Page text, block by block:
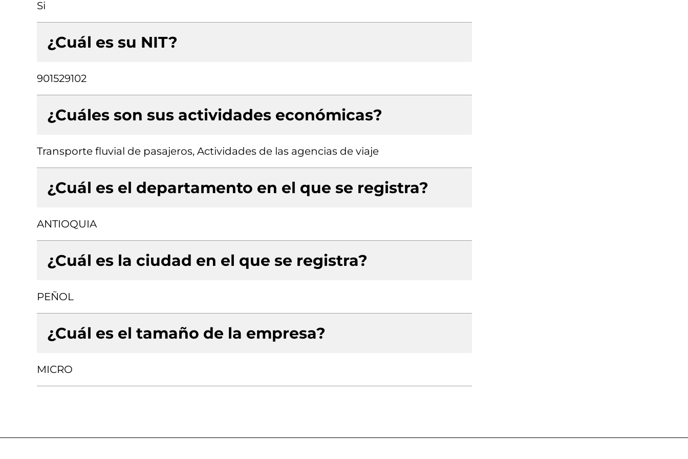
Si
¿Cuál es su NIT?
901529102
¿Cuáles son sus actividades económicas?
Transporte fluvial de pasajeros, Actividades de las agencias de viaje
¿Cuál es el departamento en el que se registra?
ANTIOQUIA
¿Cuál es la ciudad en el que se registra?
PEÑOL
¿Cuál es el tamaño de la empresa?
MICRO